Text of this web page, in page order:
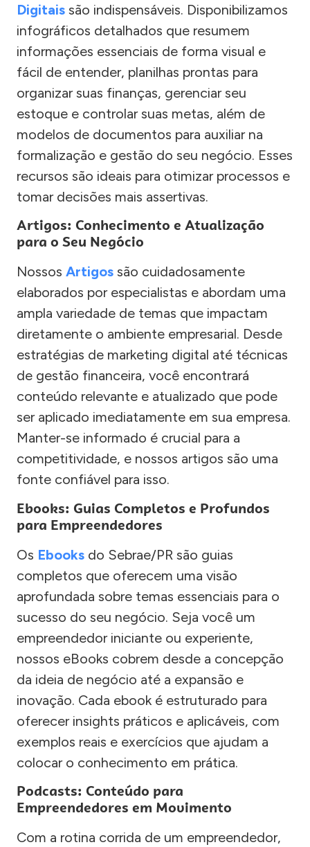
Digitais são indispensáveis. Disponibilizamos
infográficos detalhados que resumem
informações essenciais de forma visual e
fácil de entender, planilhas prontas para
organizar suas finanças, gerenciar seu
estoque e controlar suas metas, além de
modelos de documentos para auxiliar na
formalização e gestão do seu negócio. Esses
recursos são ideais para otimizar processos e
tomar decisões mais assertivas.
Artigos: Conhecimento e Atualização
para o Seu Negócio
Nossos Artigos são cuidadosamente
elaborados por especialistas e abordam uma
ampla variedade de temas que impactam
diretamente o ambiente empresarial. Desde
estratégias de marketing digital até técnicas
de gestão financeira, você encontrará
conteúdo relevante e atualizado que pode
ser aplicado imediatamente em sua empresa.
Manter-se informado é crucial para a
competitividade, e nossos artigos são uma
fonte confiável para isso.
Ebooks: Guias Completos e Profundos
para Empreendedores
Os Ebooks do Sebrae/PR são guias
completos que oferecem uma visão
aprofundada sobre temas essenciais para o
sucesso do seu negócio. Seja você um
empreendedor iniciante ou experiente,
nossos eBooks cobrem desde a concepção
da ideia de negócio até a expansão e
inovação. Cada ebook é estruturado para
oferecer insights práticos e aplicáveis, com
exemplos reais e exercícios que ajudam a
colocar o conhecimento em prática.
Podcasts: Conteúdo para
Empreendedores em Movimento
Com a rotina corrida de um empreendedor,